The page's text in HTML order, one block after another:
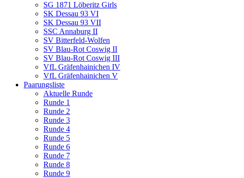
SG 1871 Löberitz Girls
SK Dessau 93 VI
SK Dessau 93 VII
SSC Annaburg II
SV Bitterfeld-Wolfen
SV Blau-Rot Coswig II
SV Blau-Rot Coswig III
VfL Gräfenhainichen IV
VfL Gräfenhainichen V
Paarungsliste
Aktuelle Runde
Runde 1
Runde 2
Runde 3
Runde 4
Runde 5
Runde 6
Runde 7
Runde 8
Runde 9